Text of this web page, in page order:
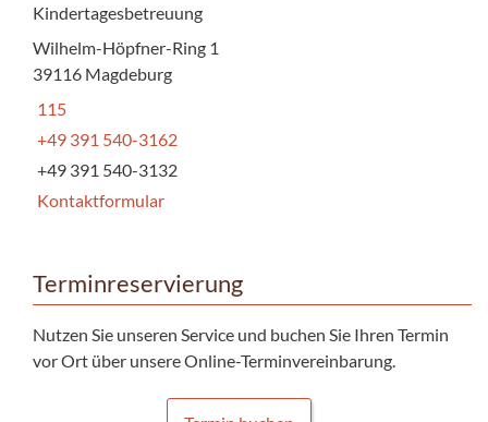
Kindertagesbetreuung
Wilhelm-Höpfner-Ring 1
39116 Magdeburg
115
+49 391 540-3162
+49 391 540-3132
Kontaktformular
Terminreservierung
Nutzen Sie unseren Service und buchen Sie Ihren Termin
vor Ort über unsere Online-Terminvereinbarung.